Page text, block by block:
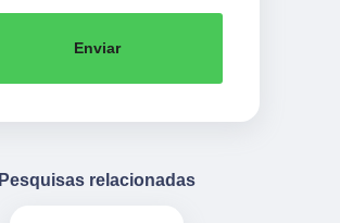
Enviar
Pesquisas relacionadas